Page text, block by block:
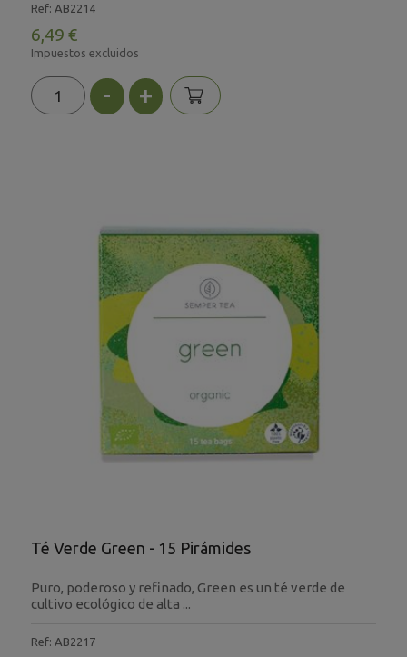
Ref: AB2214
6,49 €
Impuestos excluidos
- +
Té Verde Green - 15 Pirámides
Puro, poderoso y refinado, Green es un té verde de
cultivo ecológico de alta ...
Ref: AB2217